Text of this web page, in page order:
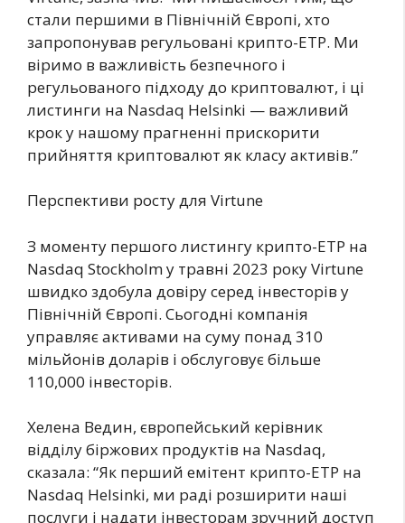
стали першими в Північній Європі, хто
запропонував регульовані крипто-ETP. Ми
віримо в важливість безпечного і
регульованого підходу до криптовалют, і ці
листинги на Nasdaq Helsinki — важливий
крок у нашому прагненні прискорити
прийняття криптовалют як класу активів.”
Перспективи росту для Virtune
З моменту першого листингу крипто-ETP на
Nasdaq Stockholm у травні 2023 року Virtune
швидко здобула довіру серед інвесторів у
Північній Європі. Сьогодні компанія
управляє активами на суму понад 310
мільйонів доларів і обслуговує більше
110,000 інвесторів.
Хелена Ведин, європейський керівник
відділу біржових продуктів на Nasdaq,
сказала: “Як перший емітент крипто-ETP на
Nasdaq Helsinki, ми раді розширити наші
послуги і надати інвесторам зручний доступ